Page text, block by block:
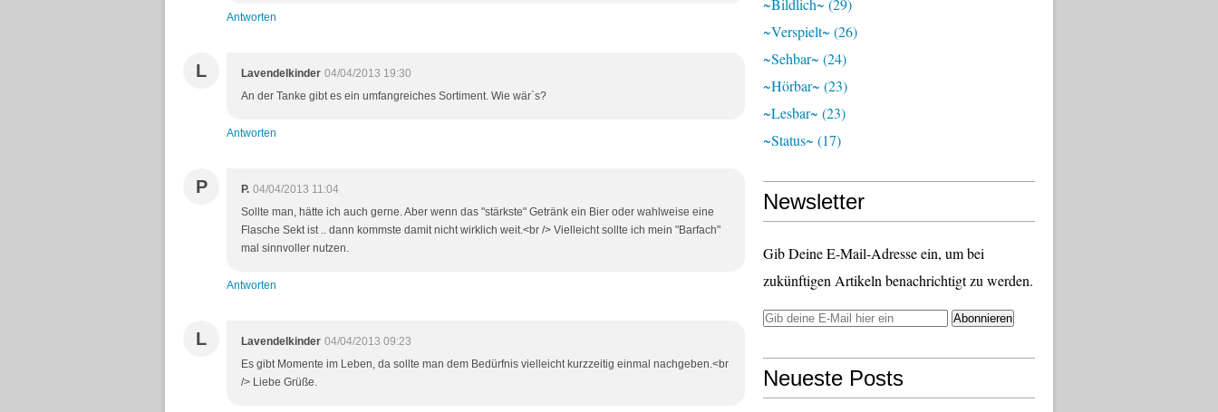
Antworten
L Lavendelkinder 04/04/2013 19:30
An der Tanke gibt es ein umfangreiches Sortiment. Wie wär`s?
Antworten
P P. 04/04/2013 11:04
Sollte man, hätte ich auch gerne. Aber wenn das "stärkste" Getränk ein Bier oder wahlweise eine
Flasche Sekt ist .. dann kommste damit nicht wirklich weit.<br /> Vielleicht sollte ich mein "Barfach"
mal sinnvoller nutzen.
Antworten
L Lavendelkinder 04/04/2013 09:23
Es gibt Momente im Leben, da sollte man dem Bedürfnis vielleicht kurzzeitig einmal nachgeben.<br
/> Liebe Grüße.
~bildlich~ (29)
~verspielt~ (26)
~sehbar~ (24)
~hörbar~ (23)
~lesbar~ (23)
~status~ (17)
Newsletter
Gib Deine E-Mail-Adresse ein, um bei
zukünftigen Artikeln benachrichtigt zu werden.
Neueste Posts